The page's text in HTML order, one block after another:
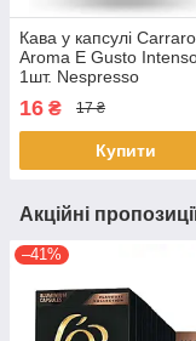
Кава у капсулі Carraro
Aroma E Gusto
1шт. Nespresso
16 ₴ 17 ₴
Купити
Акційні
–41%